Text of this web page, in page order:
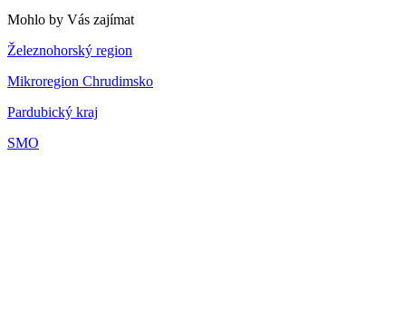
Mohlo by Vás zajímat
Železnohorský region
Mikroregion Chrudimsko
Pardubický kraj
SMO